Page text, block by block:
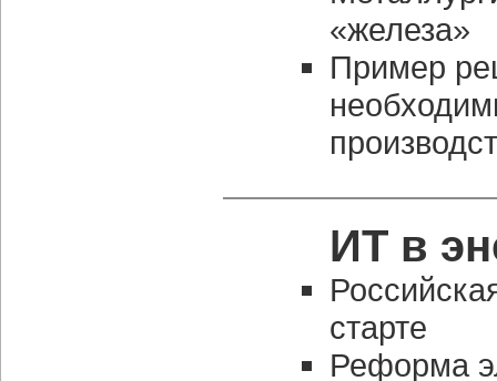
«железа»
Пример
ИТ в
старте
Реформа